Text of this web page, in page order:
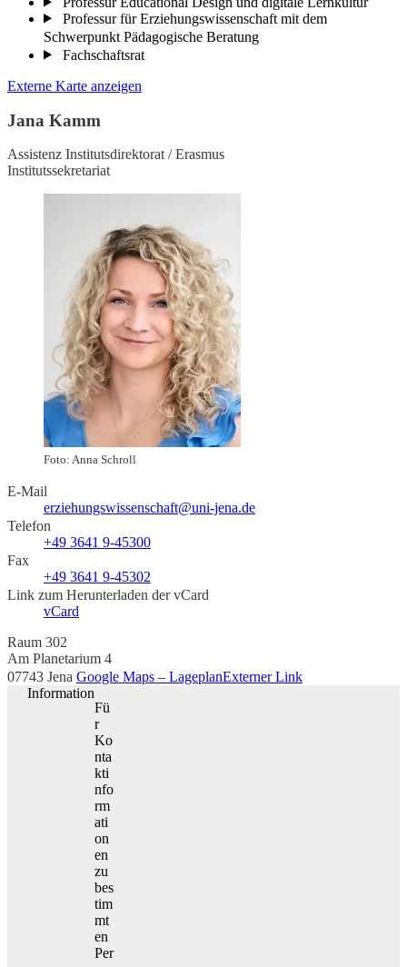
Professur für Erziehungswissenschaft mit dem
Schwerpunkt Pädagogische Beratung
Fachschaftsrat
Externe Karte anzeigen
Jana Kamm
Assistenz Institutsdirektorat / Erasmus
Institutssekretariat
Foto: Anna Schroll
E-Mail
erziehungswissenschaft@uni-jena.de
Telefon
+49 3641 9-45300
Fax
+49 3641 9-45302
Link zum Herunterladen der vCard
vCard
Raum 302
Am Planetarium 4
07743 Jena Google Maps – LageplanExterner Link
Information
Fü
r
Ko
nta
kti
nfo
rm
ati
on
en
zu
bes
tim
mt
en
Per